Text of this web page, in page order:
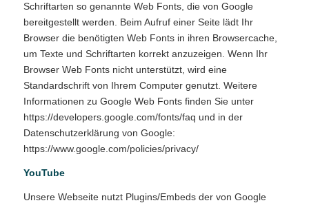
Schriftarten so genannte Web Fonts, die von Google
bereitgestellt werden. Beim Aufruf einer Seite lädt Ihr
Browser die benötigten Web Fonts in ihren Browsercache,
um Texte und Schriftarten korrekt anzuzeigen. Wenn Ihr
Browser Web Fonts nicht unterstützt, wird eine
Standardschrift von Ihrem Computer genutzt. Weitere
Informationen zu Google Web Fonts finden Sie unter
https://developers.google.com/fonts/faq und in der
Datenschutzerklärung von Google:
https://www.google.com/policies/privacy/
YouTube
Unsere Webseite nutzt Plugins/Embeds der von Google